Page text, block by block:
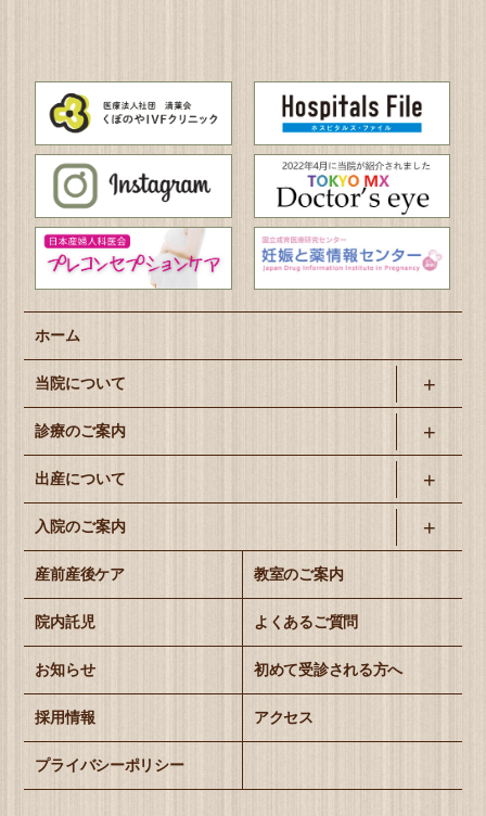
ホーム
当院について
診療のご案内
出産について
入院のご案内
産前産後ケア 教室のご案内
院内託児 よくあるご質問
お知らせ 初めて受診される方へ
採用情報 アクセス
プライバシーポリシー